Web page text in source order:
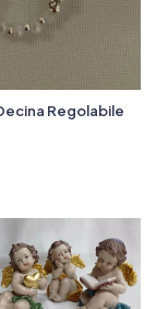
Regolabile